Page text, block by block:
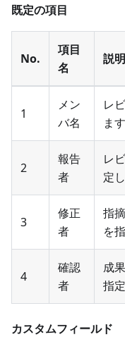
既定の項目
No.
項目
名
説明
1
メン
バ名
レ
ます
2
報告
者
レ
定
3
修正
者
指
を
4
確認
者
成
指
カスタムフィールド